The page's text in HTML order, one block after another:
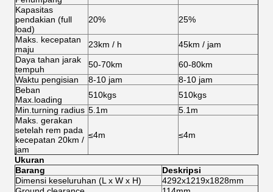
Kapasitas
pendakian (full
load)
20% 25%
Maks. kecepatan
maju
23km / h
45km / jam
Daya tahan jarak
tempuh
50-70km
60-80km
Waktu pengisian
8-10 jam
8-10 jam
Beban
Max.loading
510kgs
510kgs
Min.turning radius 5.1m
5.1m
Maks. gerakan
setelah rem pada
kecepatan 20km /
jam
≤4m ≤4m
Ukuran
Barang
Deskripsi
Dimensi keseluruhan (L x W x H)
4292x1219x1828mm